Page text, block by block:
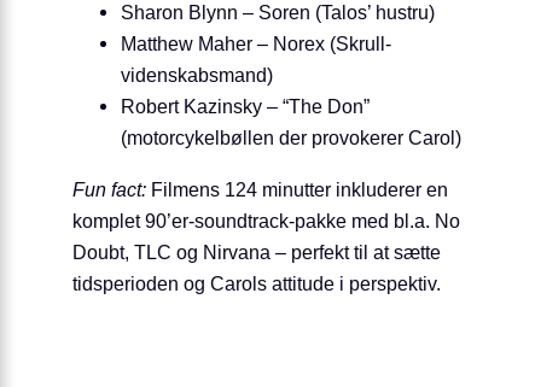
Sharon Blynn – Soren (Talos’ hustru)
Matthew Maher – Norex (Skrull-
videnskabsmand)
Robert Kazinsky – “The Don”
(motorcykelbøllen der provokerer Carol)
Fun fact: Filmens 124 minutter inkluderer en
komplet 90’er-soundtrack-pakke med bl.a. No
Doubt, TLC og Nirvana – perfekt til at sætte
tidsperioden og Carols attitude i perspektiv.